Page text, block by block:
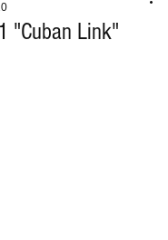
"Cuban Link"